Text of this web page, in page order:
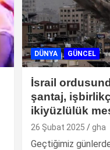
DÜNYA GÜNCEL
İsrail
şantaj,
ikiyüzlülük
26 Şubat 2025 gha
Geçtiğimiz